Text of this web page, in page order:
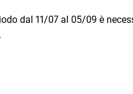
dal 11/07 al 05/09 è